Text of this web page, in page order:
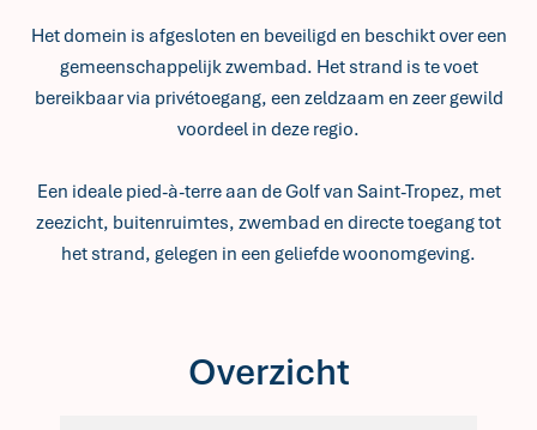
Het domein is afgesloten en beveiligd en beschikt over een
gemeenschappelijk zwembad. Het strand is te voet
bereikbaar via privétoegang, een zeldzaam en zeer gewild
voordeel in deze regio.
Een ideale pied-à-terre aan de Golf van Saint-Tropez, met
zeezicht, buitenruimtes, zwembad en directe toegang tot
het strand, gelegen in een geliefde woonomgeving.
Overzicht